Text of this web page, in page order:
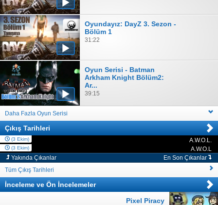
Oyundayız: DayZ 3. Sezon -
Bölüm 1
31:22
Oyun Serisi - Batman
Arkham Knight Bölüm2:
Ar...
39:15
Daha Fazla Oyun Serisi
Çıkış Tarihleri
(3 Ekim)
PC A.W.O.L.
(3 Ekim)
PC
A.W.O.L
Yakında Çıkanlar
En Son Çıkanlar
Tüm Çıkış Tarihleri
İnceleme ve Ön İncelemeler
Pixel Piracy